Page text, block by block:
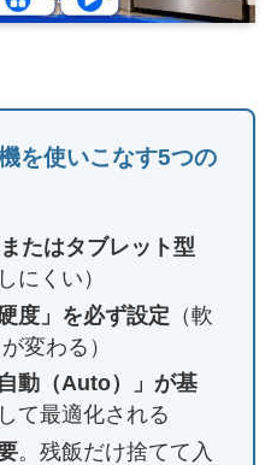
を使いこなす5つの
たはタブレット型
にくい）
度」を必ず設定 （軟
変わる）
動（Auto）」が基
て最適化される
。残飯だけ捨てて入